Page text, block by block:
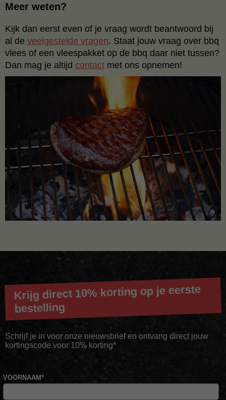
Meer weten?
Kijk dan eerst even of je vraag wordt beantwoord bij
al de veelgestelde vragen. Staat jouw vraag over bbq
vlees of een vleespakket op de bbq daar niet tussen?
Dan mag je altijd contact met ons opnemen!
Krijg direct 10% korting op je eerste
bestelling
Schrijf je in voor onze nieuwsbrief en ontvang direct jouw
kortingscode voor 10% korting*
VOORNAAM*